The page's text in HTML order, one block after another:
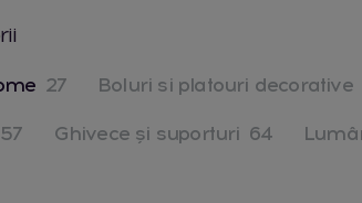
27 Boluri si platouri decorative
57 Ghivece și suporturi 64